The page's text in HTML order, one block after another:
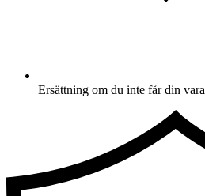
Ersättning om du inte får din vara